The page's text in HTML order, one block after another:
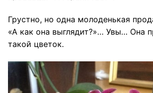
Грустно, но одна молоденькая
«А как она выглядит?»… Увы… Она
такой цветок.